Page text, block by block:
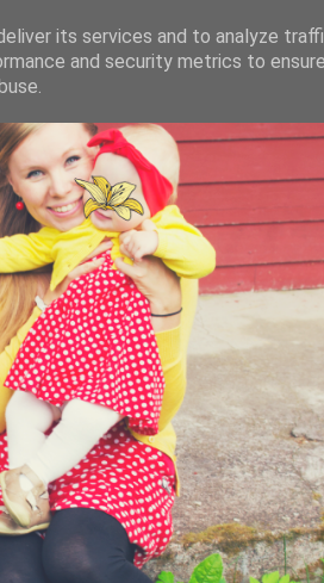
its services and to analyze
and security metrics to